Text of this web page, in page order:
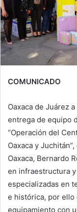
COMUNICADO
Oaxaca de Juárez
entrega de equipo
“Operación del
Oaxaca y
Oaxaca, Bernardo
en infraestructura
especializadas en
e histórica, por ello
equipamiento con